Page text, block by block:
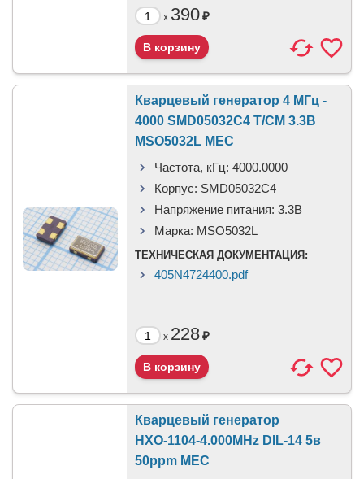
x 390₽
Кварцевый генератор 4 МГц -
4000 SMD05032C4 T/CM 3.3В
MSO5032L MEC
Частота, кГц: 4000.0000
Корпус: SMD05032C4
Напряжение питания: 3.3В
Марка: MSO5032L
ТЕХНИЧЕСКАЯ ДОКУМЕНТАЦИЯ:
405N4724400.pdf
x 228₽
Кварцевый генератор
НХО-1104-4.000MHz DIL-14 5в
50ppm МЕС